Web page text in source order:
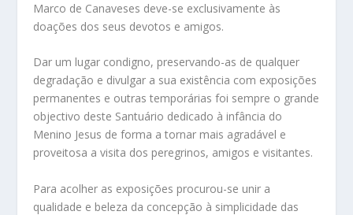
Marco de Canaveses deve-se exclusivamente às
doações dos seus devotos e amigos.
Dar um lugar condigno, preservando-as de qualquer
degradação e divulgar a sua existência com exposições
permanentes e outras temporárias foi sempre o grande
objectivo deste Santuário dedicado à infância do
Menino Jesus de forma a tornar mais agradável e
proveitosa a visita dos peregrinos, amigos e visitantes.
Para acolher as exposições procurou-se unir a
qualidade e beleza da concepção à simplicidade das